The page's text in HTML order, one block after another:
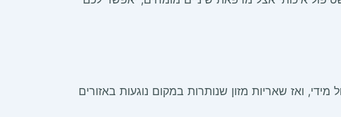
ואז שאריות מזון שנותרות במקום נוגעות באזורים